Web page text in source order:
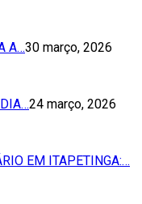
A…30 março, 2026
24 março, 2026
EM ITAPETINGA:…